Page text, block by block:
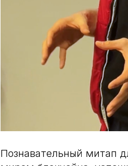
Познавательный митап